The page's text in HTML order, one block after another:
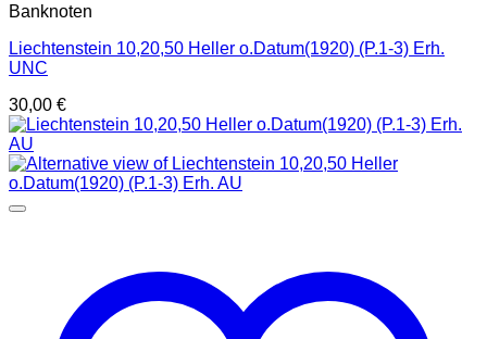
Banknoten
Liechtenstein 10,20,50 Heller o.Datum(1920) (P.1-3) Erh.
UNC
30,00 €